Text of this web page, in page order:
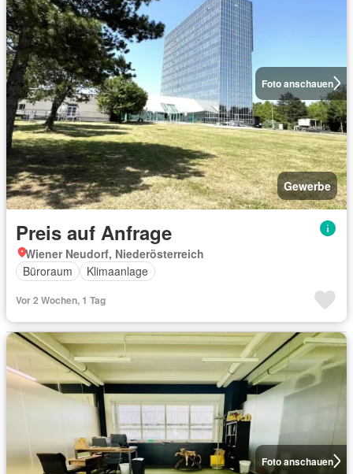
Foto anschauen
Gewerbe
Preis auf Anfrage
Wiener Neudorf, Niederösterreich
Büroraum
Klimaanlage
Vor 2 Wochen, 1 Tag
Foto anschauen